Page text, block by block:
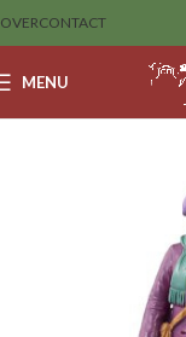
OVERCONTACT
MENU